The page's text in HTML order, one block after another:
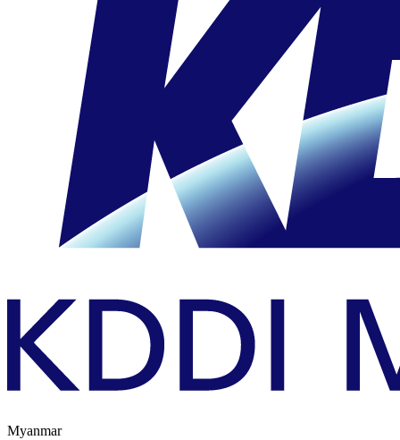
Myanmar